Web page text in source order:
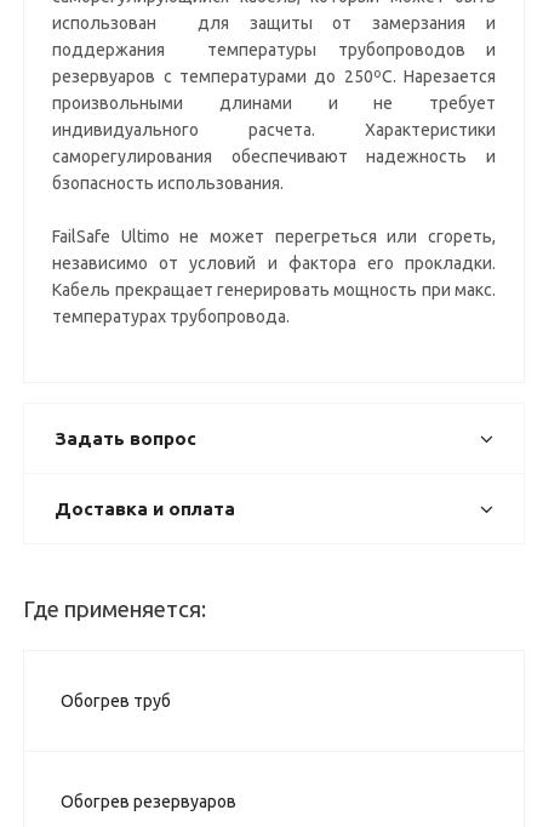
использован для защиты от замерзания и
поддержания температуры трубопроводов и
резервуаров с температурами до 250ºC. Нарезается
произвольными длинами и не требует
индивидуального расчета. Характеристики
саморегулирования обеспечивают надежность и
бзопасность использования.
FailSafe Ultimo не может перегреться или сгореть,
независимо от условий и фактора его прокладки.
Кабель прекращает генерировать мощность при макс.
температурах трубопровода.
Задать вопрос
Доставка и оплата
Где применяется:
Обогрев труб
Обогрев резервуаров